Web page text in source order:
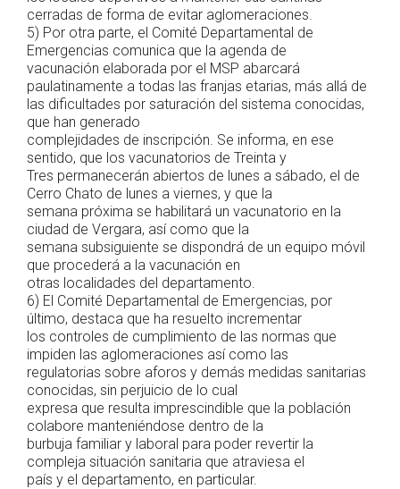
cerradas de forma de evitar aglomeraciones.
5) Por otra parte, el Comité Departamental de
Emergencias comunica que la agenda de
vacunación elaborada por el MSP abarcará
paulatinamente a todas las franjas etarias, más allá de
las dificultades por saturación del sistema conocidas,
que han generado
complejidades de inscripción. Se informa, en ese
sentido, que los vacunatorios de Treinta y
Tres permanecerán abiertos de lunes a sábado, el de
Cerro Chato de lunes a viernes, y que la
semana próxima se habilitará un vacunatorio en la
ciudad de Vergara, así como que la
semana subsiguiente se dispondrá de un equipo móvil
que procederá a la vacunación en
otras localidades del departamento.
6) El Comité Departamental de Emergencias, por
último, destaca que ha resuelto incrementar
los controles de cumplimiento de las normas que
impiden las aglomeraciones así como las
regulatorias sobre aforos y demás medidas sanitarias
conocidas, sin perjuicio de lo cual
expresa que resulta imprescindible que la población
colabore manteniéndose dentro de la
burbuja familiar y laboral para poder revertir la
compleja situación sanitaria que atraviesa el
país y el departamento, en particular.